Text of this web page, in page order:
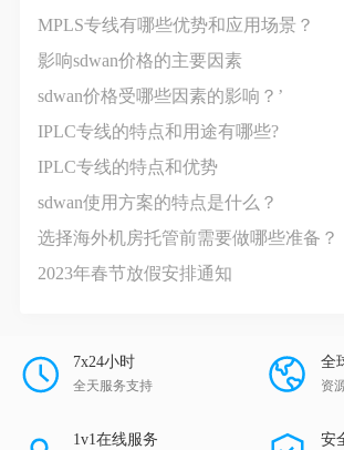
MPLS专线有哪些优势和应用场景？
影响sdwan价格‍的主要因素
sdwan价格受哪些因素的影响？’
IPLC专线的特点和用途有哪些?
IPLC专线的特点和优势
sdwan使用方案的特点是什么？
选择海外机房托管前需要做哪些准备？
2023年春节放假安排通知
7x24小时
全天服务支持
全
资
1v1在线服务 安